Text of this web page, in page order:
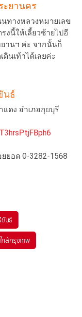
ะยานคร
ทางหลวงหมายเลข
งนี้ให้เลี้ยวซ้ายไปอี
านฯ ค่ะ จากนั้นก็
นเท้าได้เลยค่ะ
นธ์
แดง อำเภอกุยบุรี
ยอด 0-3282-1568
ขันธ์
กล้กรุงเทพ